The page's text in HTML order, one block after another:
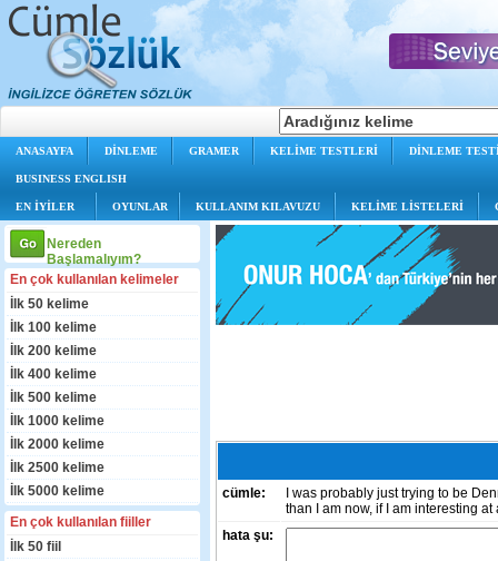
ANASAYFA DİNLEME GRAMER KELİME TESTLERİ DİNLEME
BUSINESS ENGLISH
EN İYİLER OYUNLAR KULLANIM KILAVUZU KELİME LİSTELERİ
Nereden
Başlamalıyım?
En çok kullanılan kelimeler
İlk 50 kelime
İlk 100 kelime
İlk 200 kelime
İlk 400 kelime
İlk 500 kelime
İlk 1000 kelime
İlk 2000 kelime
İlk 2500 kelime
İlk 5000 kelime
En çok kullanılan fiiller
İlk 50 fiil
cümle:
I was probably just trying to be
than I am now, if I am interesting at
hata şu: